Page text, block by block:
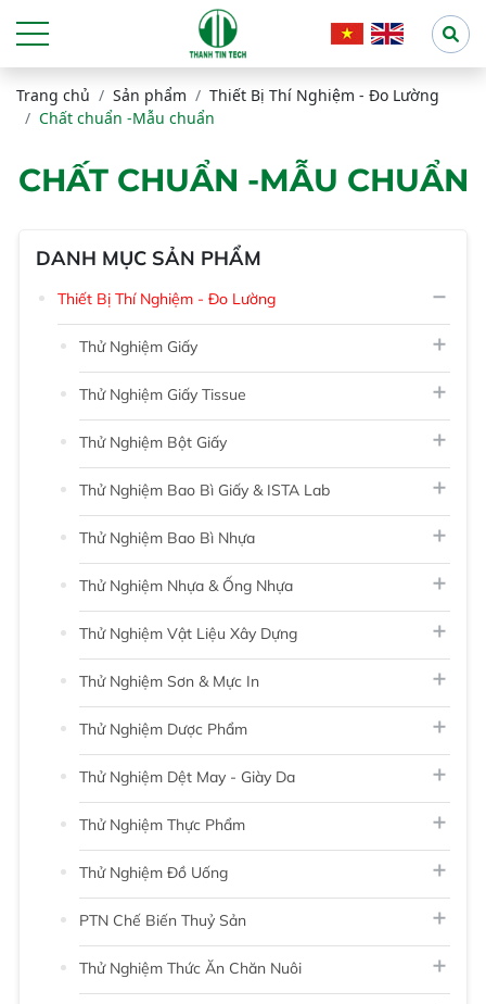
Trang chủ Sản phẩm
Thiết Bị Thí Nghiệm - Đo Lường
Chất chuẩn -Mẫu chuẩn
CHẤT CHUẨN -MẪU CHUẨN
DANH MỤC SẢN PHẨM
Thiết Bị Thí Nghiệm - Đo Lường
Thử Nghiệm Giấy
Thử Nghiệm Giấy Tissue
Thử Nghiệm Bột Giấy
Thử Nghiệm Bao Bì Giấy & ISTA Lab
Thử Nghiệm Bao Bì Nhựa
Thử Nghiệm Nhựa & Ống Nhựa
Thử Nghiệm Vật Liệu Xây Dựng
Thử Nghiệm Sơn & Mực In
Thử Nghiệm Dược Phẩm
Thử Nghiệm Dệt May - Giày Da
Thử Nghiệm Thực Phẩm
Thử Nghiệm Đồ Uống
PTN Chế Biến Thuỷ Sản
Thử Nghiệm Thức Ăn Chăn Nuôi